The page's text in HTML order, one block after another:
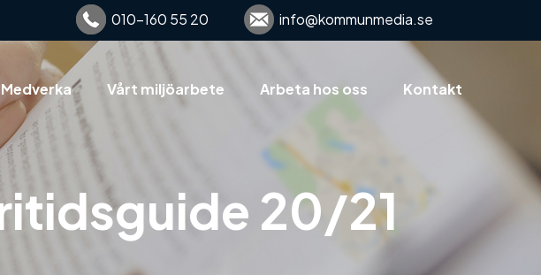
info@kommunmedia.se
010-160 55 20
Medverka Vårt miljöarbete Arbeta hos oss Kontakt
20/21